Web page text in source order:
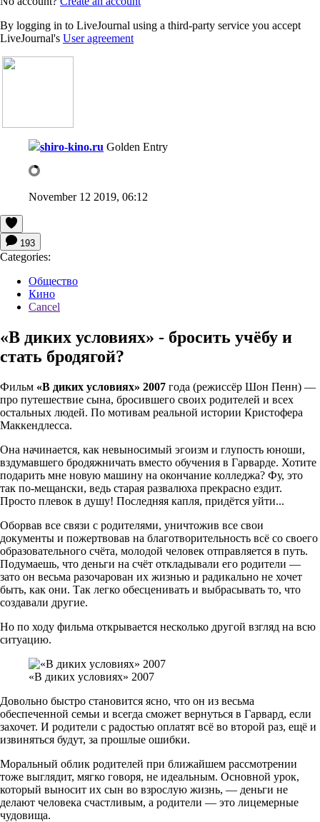
By logging in to LiveJournal using a third-party service you accept
LiveJournal's User agreement
shiro-kino.ru Golden Entry
November 12 2019, 06:12
193
Categories:
Общество
Кино
Cancel
«В диких условиях» - бросить учёбу и
стать бродягой?
Фильм «В диких условиях» 2007 года (режиссёр Шон Пенн) —
про путешествие сына, бросившего своих родителей и всех
остальных людей. По мотивам реальной истории Кристофера
Маккендлесса.
Она начинается, как невыносимый эгоизм и глупость юноши,
вздумавшего бродяжничать вместо обучения в Гарварде. Хотите
подарить мне новую машину на окончание колледжа? Фу, это
так по-мещански, ведь старая развалюха прекрасно ездит.
Просто плевок в душу! Последняя капля, придётся уйти...
Оборвав все связи с родителями, уничтожив все свои
документы и пожертвовав на благотворительность всё со своего
образовательного счёта, молодой человек отправляется в путь.
Подумаешь, что деньги на счёт откладывали его родители —
зато он весьма разочарован их жизнью и радикально не хочет
быть, как они. Так легко обесценивать и выбрасывать то, что
создавали другие.
Но по ходу фильма открывается несколько другой взгляд на всю
ситуацию.
«В диких условиях» 2007
Довольно быстро становится ясно, что он из весьма
обеспеченной семьи и всегда сможет вернуться в Гарвард, если
захочет. И родители с радостью оплатят всё во второй раз, ещё и
извиняться будут, за прошлые ошибки.
Моральный облик родителей при ближайшем рассмотрении
тоже выглядит, мягко говоря, не идеальным. Основной урок,
который выносит их сын во взрослую жизнь, — деньги не
делают человека счастливым, а родители — это лицемерные
чудовища.